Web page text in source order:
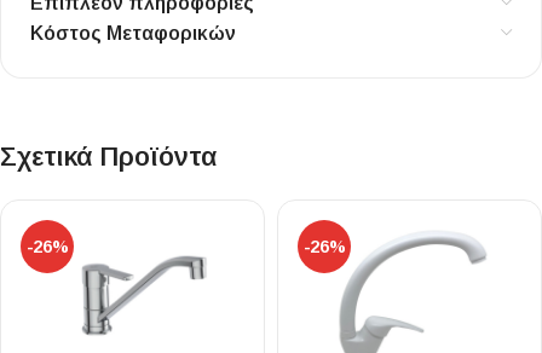
Κόστος Μεταφορικών
Σχετικά Προϊόντα
-26% -26%